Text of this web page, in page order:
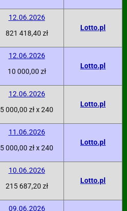
12.06.2026
821 418,40 zł
Lotto.pl
12.06.2026
10 000,00 zł
Lotto.pl
12.06.2026
5 000,00 zł x 240
Lotto.pl
11.06.2026
5 000,00 zł x 240
Lotto.pl
10.06.2026
215 687,20 zł
Lotto.pl
09.06.2026